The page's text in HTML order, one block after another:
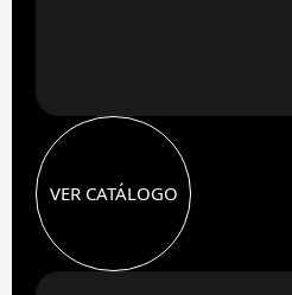
VER CATÁLOGO